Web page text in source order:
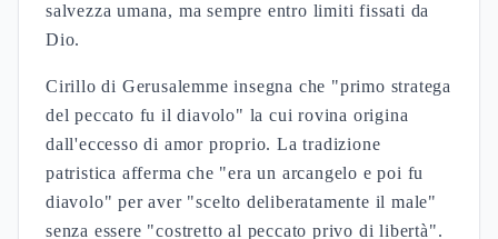
salvezza umana, ma sempre entro limiti fissati da
Dio.
Cirillo di Gerusalemme insegna che "primo stratega
del peccato fu il diavolo" la cui rovina origina
dall'eccesso di amor proprio. La tradizione
patristica afferma che "era un arcangelo e poi fu
diavolo" per aver "scelto deliberatamente il male"
senza essere "costretto al peccato privo di libertà".